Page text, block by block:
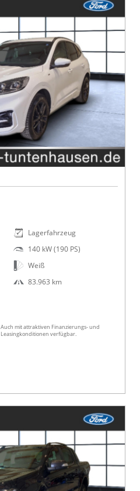
Lagerfahrzeug
140 kW (190 PS)
Weiß
83.963 km
Auch mit attraktiven Finanzierungs- und
Leasingkonditionen verfügbar.